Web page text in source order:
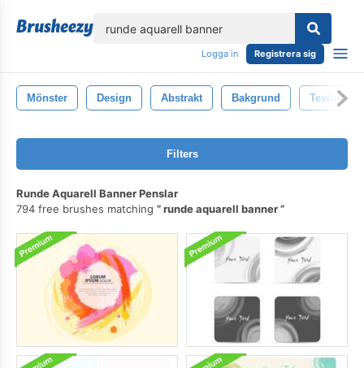
Logga in Registrera sig
Mönster Design Abstrakt Bakgrund Textur
Filters
Runde Aquarell Banner Penslar
794 free brushes matching
runde aquarell banner